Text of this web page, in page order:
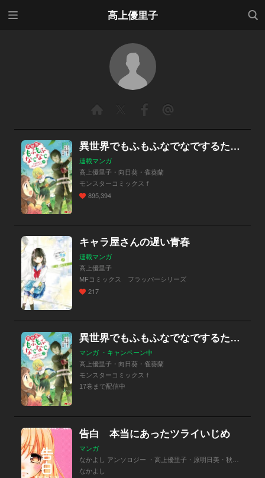
高上優里子
検索
異世界でもふもふなでなでするためにがんばってます。（コミック）
連載マンガ
高上優里子・向日葵・雀葵蘭
モンスターコミックスｆ
895,394
キャラ屋さんの遅い青春
連載マンガ
高上優里子
MFコミックス フラッパーシリーズ
217
異世界でもふもふなでなでするためにがんばってます。（コミック）
マンガ ・キャンペーン中
高上優里子・向日葵・雀葵蘭
モンスターコミックスｆ
17巻まで配信中
告白 本当にあったツライいじめ
マンガ
なかよし